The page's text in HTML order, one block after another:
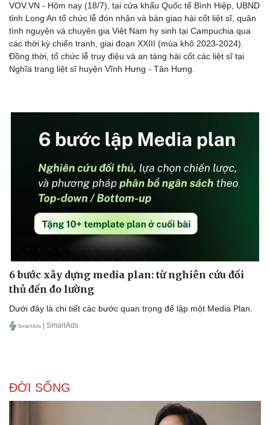
VOV.VN - Hôm nay (18/7), tại cửa khẩu Quốc tế Bình Hiệp, UBND
tỉnh Long An tổ chức lễ đón nhận và bàn giao hài cốt liệt sĩ, quân
tình nguyện và chuyên gia Việt Nam hy sinh tại Campuchia qua
các thời kỳ chiến tranh, giai đoạn XXIII (mùa khô 2023-2024).
Đồng thời, tổ chức lễ truy điệu và an táng hài cốt các liệt sĩ tại
Nghĩa trang liệt sĩ huyện Vĩnh Hưng - Tân Hưng.
6 bước xây dựng media plan: từ nghiên cứu đối
thủ đến đo lường
Dưới đây là chi tiết các bước quan trọng để lập một Media Plan.
| SmartAds
ĐỜI SỐNG